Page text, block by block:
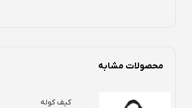
محصولات مشابه
کیف کوله